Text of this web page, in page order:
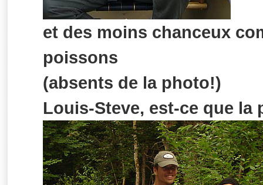
et des moins chanceux
poissons
(absents de la photo!)
Louis-Steve, est-ce que la